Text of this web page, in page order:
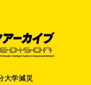
大学減災